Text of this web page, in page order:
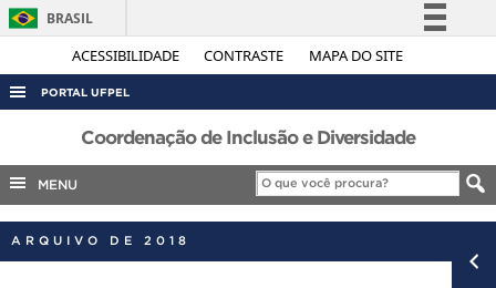
ACESSIBILIDADE CONTRASTE MAPA DO SITE
BRASIL
Simplifique!
Legislação
Canais
PORTAL UFPEL
ACESSO À INFORMAÇÃO
AUDITORIA
COBALTO
CONCURSOS
Coordenação de Inclusão e Diversidade
MENU
ARQUIVO DE 2018